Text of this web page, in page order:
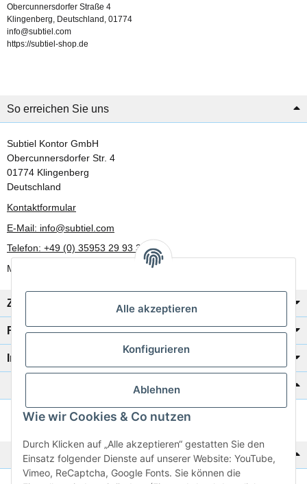
Alle akzeptieren
Konfigurieren
Ablehnen
Wie wir Cookies & Co nutzen
Durch Klicken auf „Alle akzeptieren“ gestatten Sie den
Einsatz folgender Dienste auf unserer Website: YouTube,
Vimeo, ReCaptcha, Google Fonts. Sie können die
Obercunnersdorfer Straße 4
Klingenberg, Deutschland, 01774
info@subtiel.com
https://subtiel-shop.de
So erreichen Sie uns
Subtiel Kontor GmbH
Obercunnersdorfer Str. 4
01774 Klingenberg
Deutschland
Kontaktformular
E-Mail: info@subtiel.com
Telefon: +49 (0) 35953 29 93 30
Mo-Fr: 8:00 Uhr - 17:00 Uhr
Zahlung/Versand
Rechtliches
Informationen
Katalog zur Hand?
Zur Schnellbestellung
Noch kein Katalog?